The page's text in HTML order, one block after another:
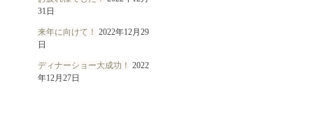
31日
来年に向けて！ 2022年12月29
日
ディナーショー大成功！ 2022
年12月27日